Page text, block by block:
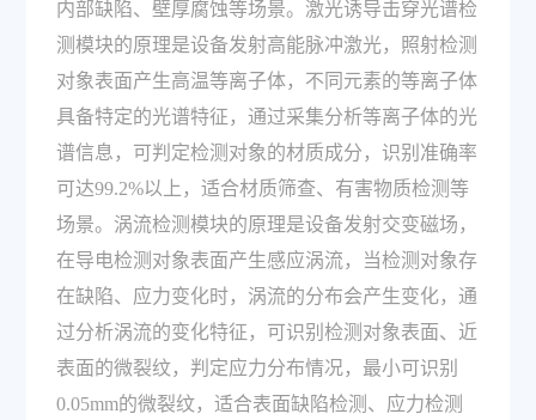
内部缺陷、壁厚腐蚀等场景。激光诱导击穿光谱检
测模块的原理是设备发射高能脉冲激光，照射检测
对象表面产生高温等离子体，不同元素的等离子体
具备特定的光谱特征，通过采集分析等离子体的光
谱信息，可判定检测对象的材质成分，识别准确率
可达99.2%以上，适合材质筛查、有害物质检测等
场景。涡流检测模块的原理是设备发射交变磁场，
在导电检测对象表面产生感应涡流，当检测对象存
在缺陷、应力变化时，涡流的分布会产生变化，通
过分析涡流的变化特征，可识别检测对象表面、近
表面的微裂纹，判定应力分布情况，最小可识别
0.05mm的微裂纹，适合表面缺陷检测、应力检测